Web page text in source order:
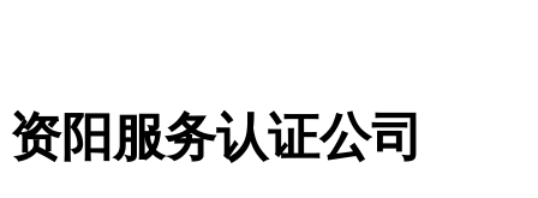
资阳服务认证公司